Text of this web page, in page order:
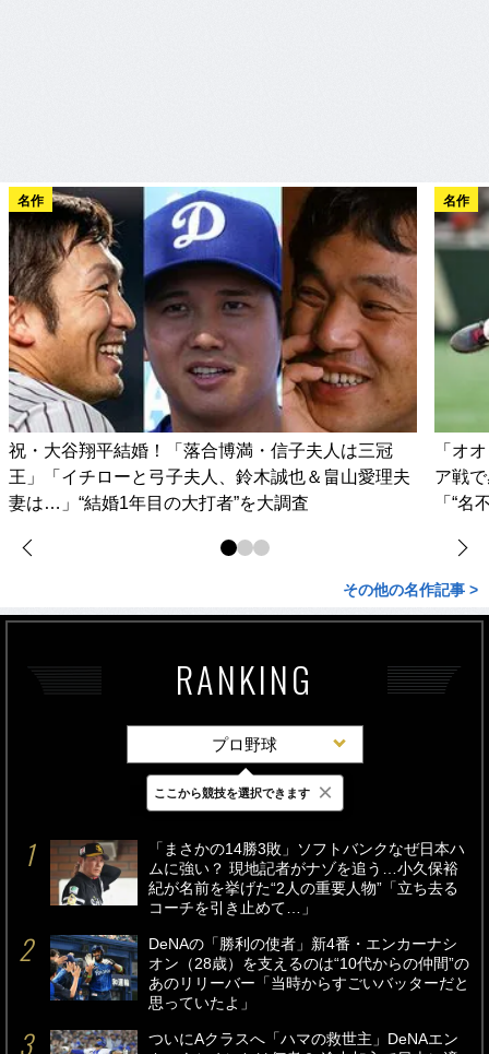
名作
祝・大谷翔平結婚！「落合博満・信子夫人は三冠
王」「イチローと弓子夫人、鈴木誠也＆畠山愛理夫
妻は…」“結婚1年目の大打者”を大調査
名作
「オ
ア戦
「“
その他の名作記事 >
RANKING
プロ野球
最新 24時間 週間
「まさかの14勝3敗」ソフトバンクなぜ日本ハ
ムに強い？ 現地記者がナゾを追う…小久保裕
紀が名前を挙げた“2人の重要人物”「立ち去る
コーチを引き止めて…」
DeNAの「勝利の使者」新4番・エンカーナシ
オン（28歳）を支えるのは“10代からの仲間”の
あのリリーバー「当時からすごいバッターだと
思っていたよ」
ついにAクラスへ「ハマの救世主」DeNAエン
ここから競技を選択できます ×